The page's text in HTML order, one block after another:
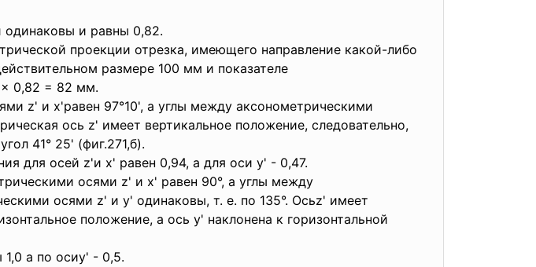
одинаковы и равны 0,82.
проекции отрезка, имеющего направление какой-либо
размере 100 мм и показателе
× 0,82 = 82 мм.
z' и х'равен 97°10', а углы между аксонометрическими
ось z' имеет вертикальное положение, следовательно,
41° 25' (фиг.271,б).
для осей z'и х' равен 0,94, а для оси у' - 0,47.
осями z' и х' равен 90°, а углы между
осями z' и y' одинаковы, т. е. по 135°. Осьz' имеет
положение, а ось у' наклонена к горизонтальной
а по осиу' - 0,5.